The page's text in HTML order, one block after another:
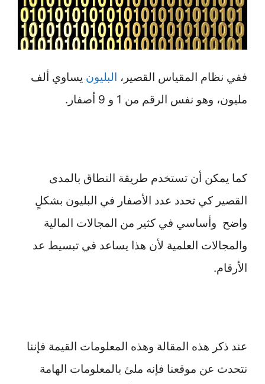
ففي نظام المقياس القصير، البليون يساوي ألف
مليون، وهو نفس الرقم من 1 و 9 أصفار.
كما يمكن أن تستخدم طريقة النطاق بالمدى
القصير كي تحدد عدد الأصفار في البليون بشكلٍ
واضح وأساسي في كثير من المجالات المالية
والمجالات العلمية لأن هذا يساعد في تبسيط عد
الأرقام.
عند ذكر هذه المقالة وهذه المعلومات القيمة فإننا
نتحدث عن موقعنا فإنه ملئ بالمعلومات الهامة